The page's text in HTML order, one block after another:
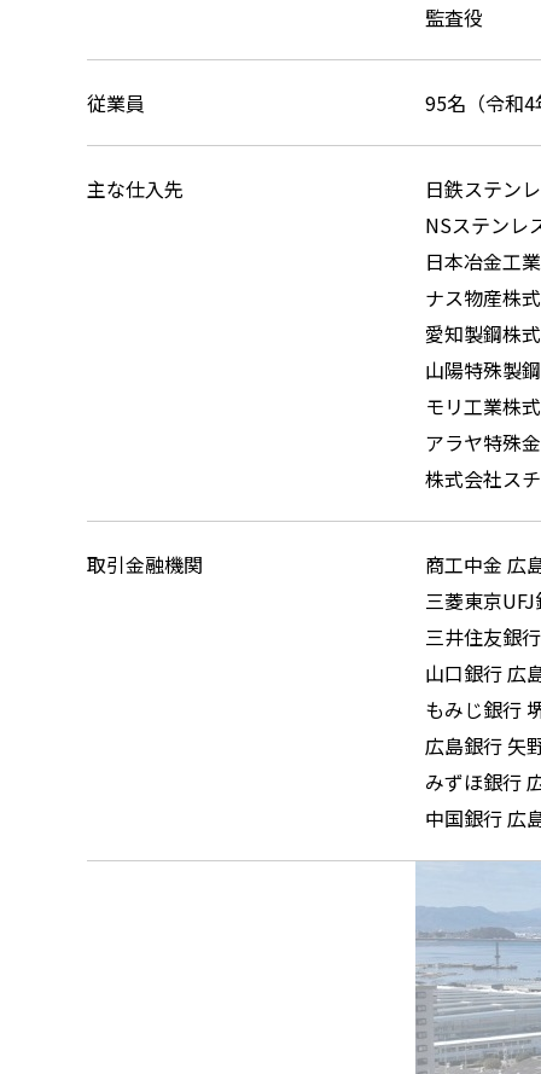
監査役
従業員 95名（令和
主な仕入先
日鉄ステン
NSステンレ
日本冶金工
ナス物産株
愛知製鋼株
山陽特殊製
モリ工業株
アラヤ特殊
株式会社ス
取引金融機関
商工中金 広
三菱東京
三井住友銀
山口銀行 広
もみじ銀行
広島銀行 矢
みずほ銀行
中国銀行 広